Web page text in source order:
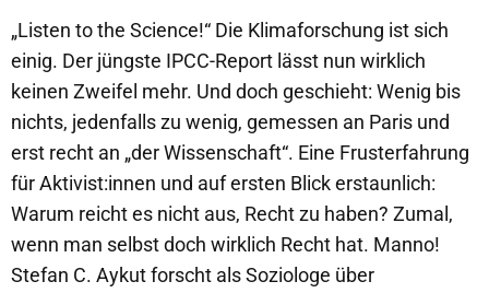
„Listen to the Science!“ Die Klimaforschung ist sich
einig. Der jüngste IPCC-Report lässt nun wirklich
keinen Zweifel mehr. Und doch geschieht: Wenig bis
nichts, jedenfalls zu wenig, gemessen an Paris und
erst recht an „der Wissenschaft“. Eine Frusterfahrung
für Aktivist:innen und auf ersten Blick erstaunlich:
Warum reicht es nicht aus, Recht zu haben? Zumal,
wenn man selbst doch wirklich Recht hat. Manno!
Stefan C. Aykut forscht als Soziologe über